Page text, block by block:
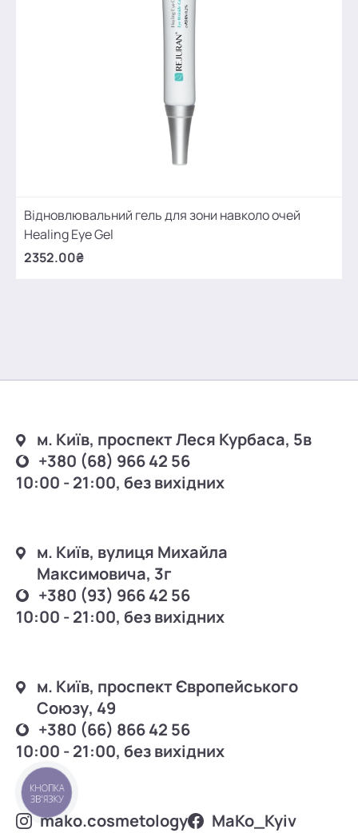
Відновлювальний гель для зони навколо очей
Healing Eye Gel
2352.00₴
м. Київ, проспект Леся Курбаса, 5в
+380 (68) 966 42 56
10:00 - 21:00, без вихідних
м. Київ, вулиця Михайла
Максимовича, 3г
+380 (93) 966 42 56
10:00 - 21:00, без вихідних
м. Київ, проспект Європейського
Союзу, 49
+380 (66) 866 42 56
10:00 - 21:00, без вихідних
mako.cosmetology MаKo_Kyiv
КНОПКА
ЗВ'ЯЗКУ